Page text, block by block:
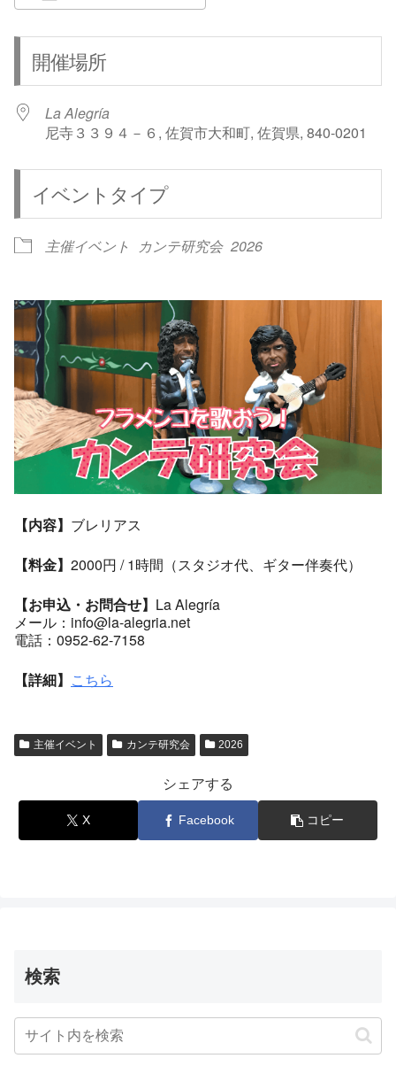
開催場所
La Alegría
尼寺３３９４－６, 佐賀市大和町, 佐賀県, 840-0201
イベントタイプ
主催イベント カンテ研究会 2026
【内容】 ブレリアス
【料金】 2000円 / 1時間（スタジオ代、ギター伴奏代）
【お申込・お問合せ】 La Alegría
メール：info@la-alegria.net
電話：0952-62-7158
【詳細】 こちら
主催イベント カンテ研究会 2026
シェアする
X Facebook コピー
検索